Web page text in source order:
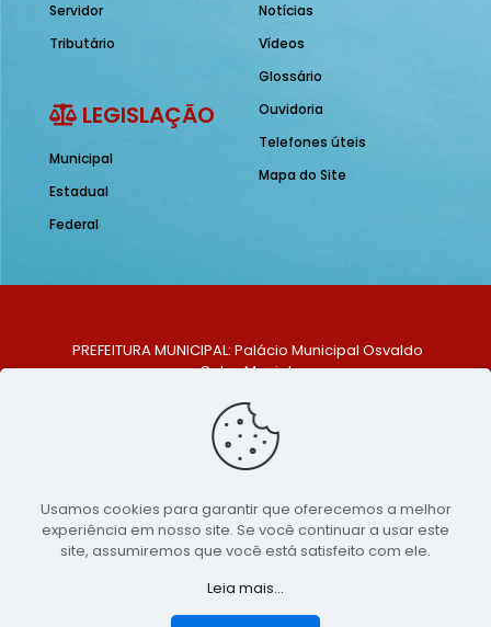
Servidor
Tributário
LEGISLAÇÃO
Municipal
Estadual
Federal
Notícias
Vídeos
Glossário
Ouvidoria
Telefones úteis
Mapa do Site
PREFEITURA MUNICIPAL: Palácio Municipal Osvaldo
Celso Maciel
Centro, São Bento do Una - PE. CEP: 553370-128
TELEFONE: (81) 99548-1569
E-MAIL: ouvidoria@saobentodouna.pe.gov.br
Copyright 2021-2026 - Assessoria de Comunicação da
Prefeitura de São Bento do Una - PE
publicidadeLumusWeb - Agência Digital
Usamos cookies para garantir que oferecemos a melhor
experiência em nosso site. Se você continuar a usar este
site, assumiremos que você está satisfeito com ele.
Leia mais...